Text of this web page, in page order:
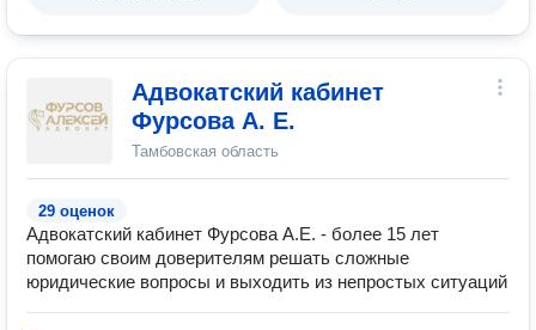
Адвокатский кабинет
Фурсова А. Е.
Тамбовская область
29 оценок
Адвокатский кабинет Фурсова А.Е. - более 15 лет
помогаю своим доверителям решать сложные
юридические вопросы и выходить из непростых ситуаций